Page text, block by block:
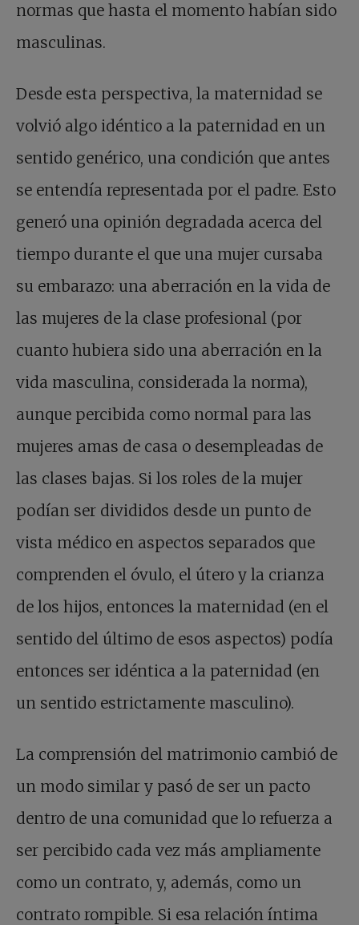
normas que hasta el momento habían sido
masculinas.
Desde esta perspectiva, la maternidad se
volvió algo idéntico a la paternidad en un
sentido genérico, una condición que antes
se entendía representada por el padre. Esto
generó una opinión degradada acerca del
tiempo durante el que una mujer cursaba
su embarazo: una aberración en la vida de
las mujeres de la clase profesional (por
cuanto hubiera sido una aberración en la
vida masculina, considerada la norma),
aunque percibida como normal para las
mujeres amas de casa o desempleadas de
las clases bajas. Si los roles de la mujer
podían ser divididos desde un punto de
vista médico en aspectos separados que
comprenden el óvulo, el útero y la crianza
de los hijos, entonces la maternidad (en el
sentido del último de esos aspectos) podía
entonces ser idéntica a la paternidad (en
un sentido estrictamente masculino).
La comprensión del matrimonio cambió de
un modo similar y pasó de ser un pacto
dentro de una comunidad que lo refuerza a
ser percibido cada vez más ampliamente
como un contrato, y, además, como un
contrato rompible. Si esa relación íntima